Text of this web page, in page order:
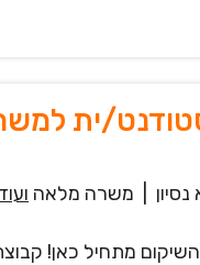
ית
משרה מלאה
מתחיל כאן!